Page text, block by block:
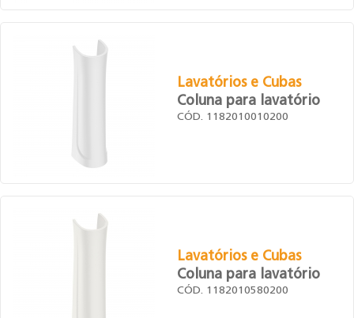
Lavatórios e Cubas
Coluna para lavatório
CÓD. 1182010010200
Lavatórios e Cubas
Coluna para lavatório
CÓD. 1182010580200